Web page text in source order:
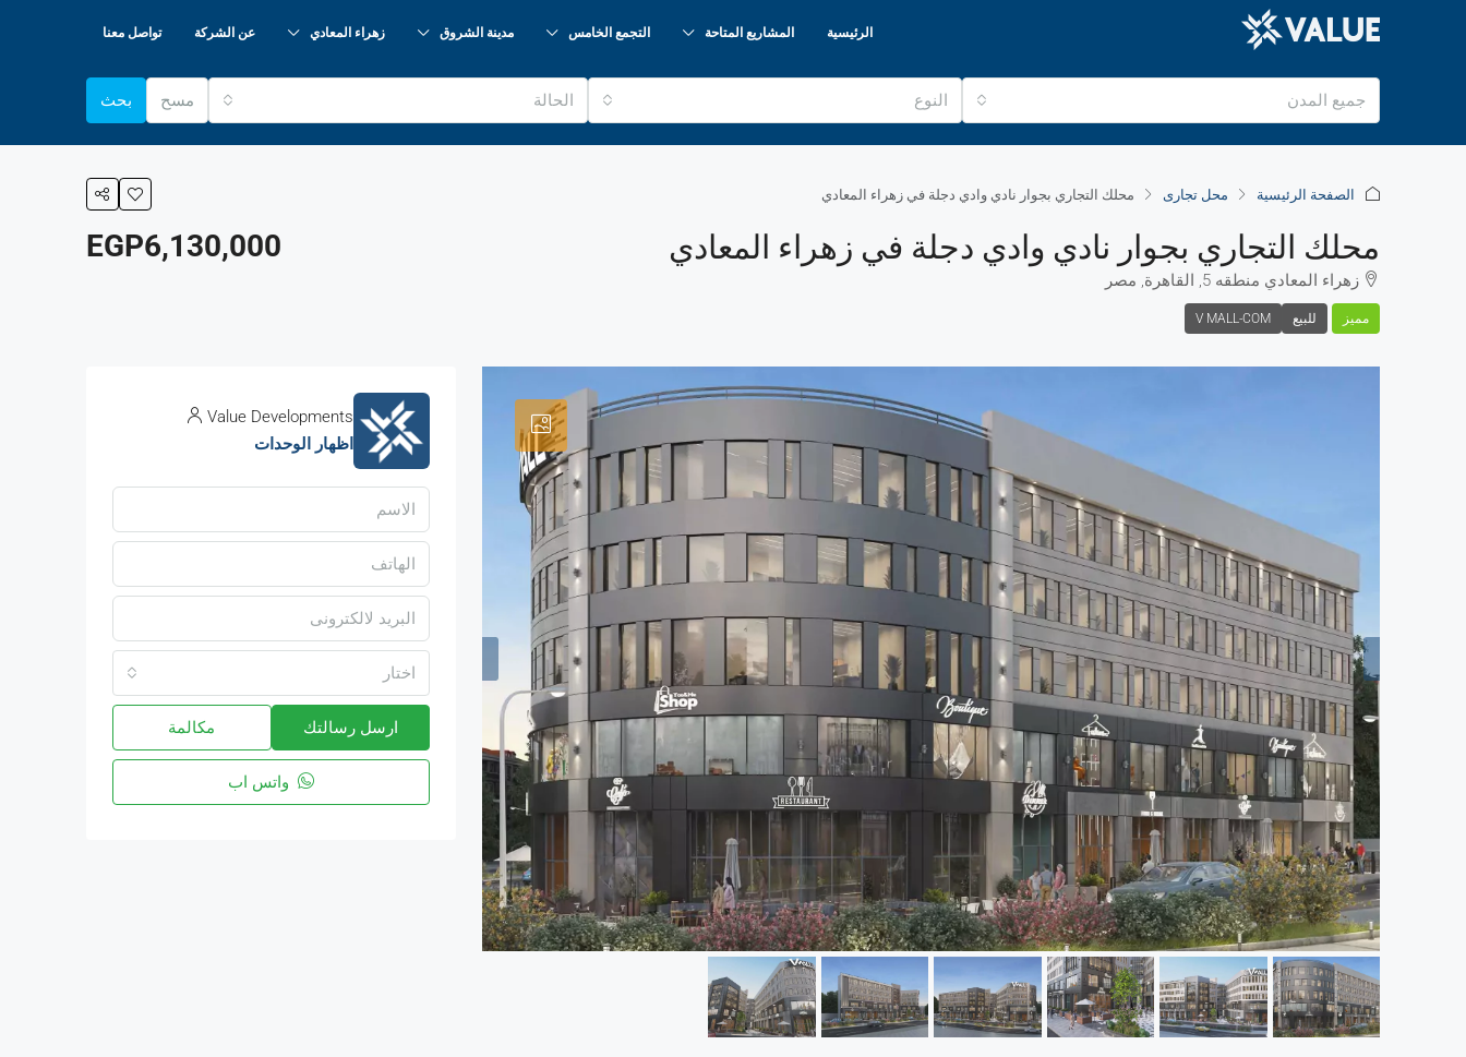
الرئيسية المشاريع المتاحة التجمع الخامس مدينة الشروق زهراء المعادي عن الشركة تواصل معنا
جميع المدن النوع الحالة مسح بحث
الصفحة الرئيسية محل تجارى محلك التجاري بجوار نادي وادي دجلة في زهراء المعادي
محلك التجاري بجوار نادي وادي دجلة في زهراء المعادي
زهراء المعادي منطقه 5, القاهرة, مصر
مميز للبيع V MALL-COM
EGP6,130,000
Value Developments
اظهار الوحدات
اختار
ارسل رسالتك مكالمة
واتس اب